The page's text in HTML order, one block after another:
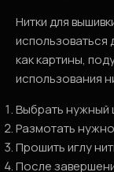
Нитки для
использоваться
как картины,
использования
Выбрать нужный
Размотать
Прошить иглу
После